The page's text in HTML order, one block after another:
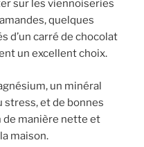
sur les viennoiseries
quelques
d’un carré de chocolat
un excellent choix.
un minéral
et de bonnes
de manière nette et
maison.